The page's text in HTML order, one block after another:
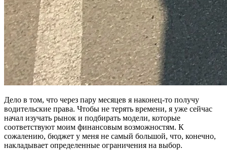
Дело в том, что через пару месяцев я наконец-то получу
водительские права. Чтобы не терять времени, я уже сейчас
начал изучать рынок и подбирать модели, которые
соответствуют моим финансовым возможностям. К
сожалению, бюджет у меня не самый большой, что, конечно,
накладывает определенные ограничения на выбор.